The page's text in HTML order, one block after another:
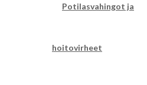
Potilasvahingot ja
hoitovirheet